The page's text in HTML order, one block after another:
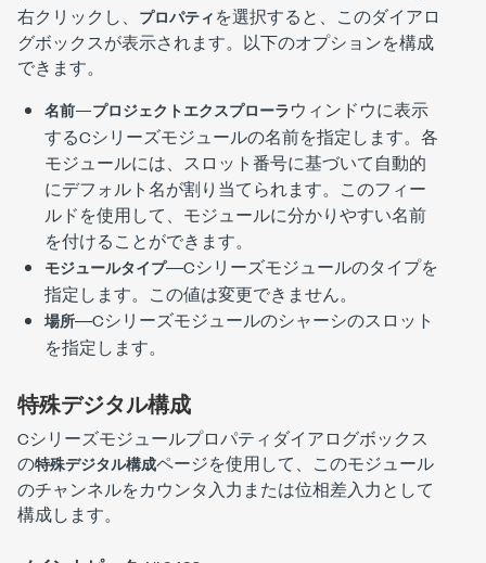
右クリックし、 プロパティを選択すると、このダイアロ
グボックスが表示されます。以下のオプションを構成
できます。
名前—プロジェクトエクスプローラウィンドウに表示
するCシリーズモジュールの名前を指定します。各
モジュールには、スロット番号に基づいて自動的
にデフォルト名が割り当てられます。このフィー
ルドを使用して、モジュールに分かりやすい名前
を付けることができます。
モジュールタイプ―Cシリーズモジュールのタイプを
指定します。この値は変更できません。
場所―Cシリーズモジュールのシャーシのスロット
を指定します。
特殊デジタル構成
Cシリーズモジュールプロパティ ダイアログボックス
の特殊デジタル構成ページを使用して、このモジュール
のチャンネルをカウンタ入力または位相差入力として
構成します。